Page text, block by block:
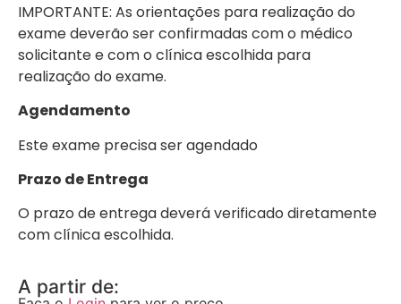
IMPORTANTE: As orientações para realização do
exame deverão ser confirmadas com o médico
solicitante e com o clínica escolhida para
realização do exame.
Agendamento
Este exame precisa ser agendado
Prazo de Entrega
O prazo de entrega deverá verificado diretamente
com clínica escolhida.
A partir de: